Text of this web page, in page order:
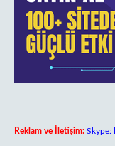
Reklam ve İletişim: Skype: